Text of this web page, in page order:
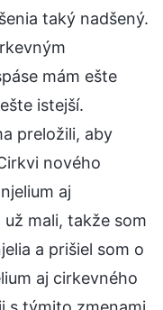
taký nadšený.
mám ešte
istejší.
preložili, aby
nového
aj
mali, takže som
a prišiel som o
aj cirkevného